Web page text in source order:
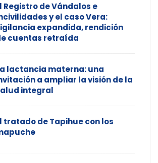
Registro de Vándalos e
y el caso Vera:
expandida, rendición
cuentas retraída
lactancia materna: una
a ampliar la visión de la
integral
tratado de Tapihue con los